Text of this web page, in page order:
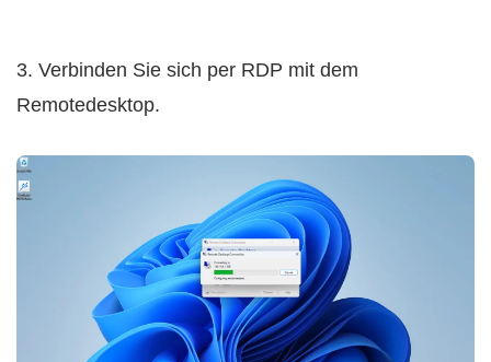
3. Verbinden Sie sich per RDP mit dem
Remotedesktop.